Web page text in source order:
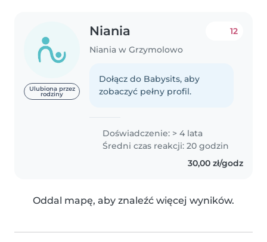
Ulubiona przez
rodziny
Niania
Niania w Grzymolowo
12
Dołącz do Babysits, aby
zobaczyć pełny profil.
Doświadczenie: > 4 lata
Średni czas reakcji: 20 godzin
30,00 zł/godz
Oddal mapę, aby znaleźć więcej wyników.